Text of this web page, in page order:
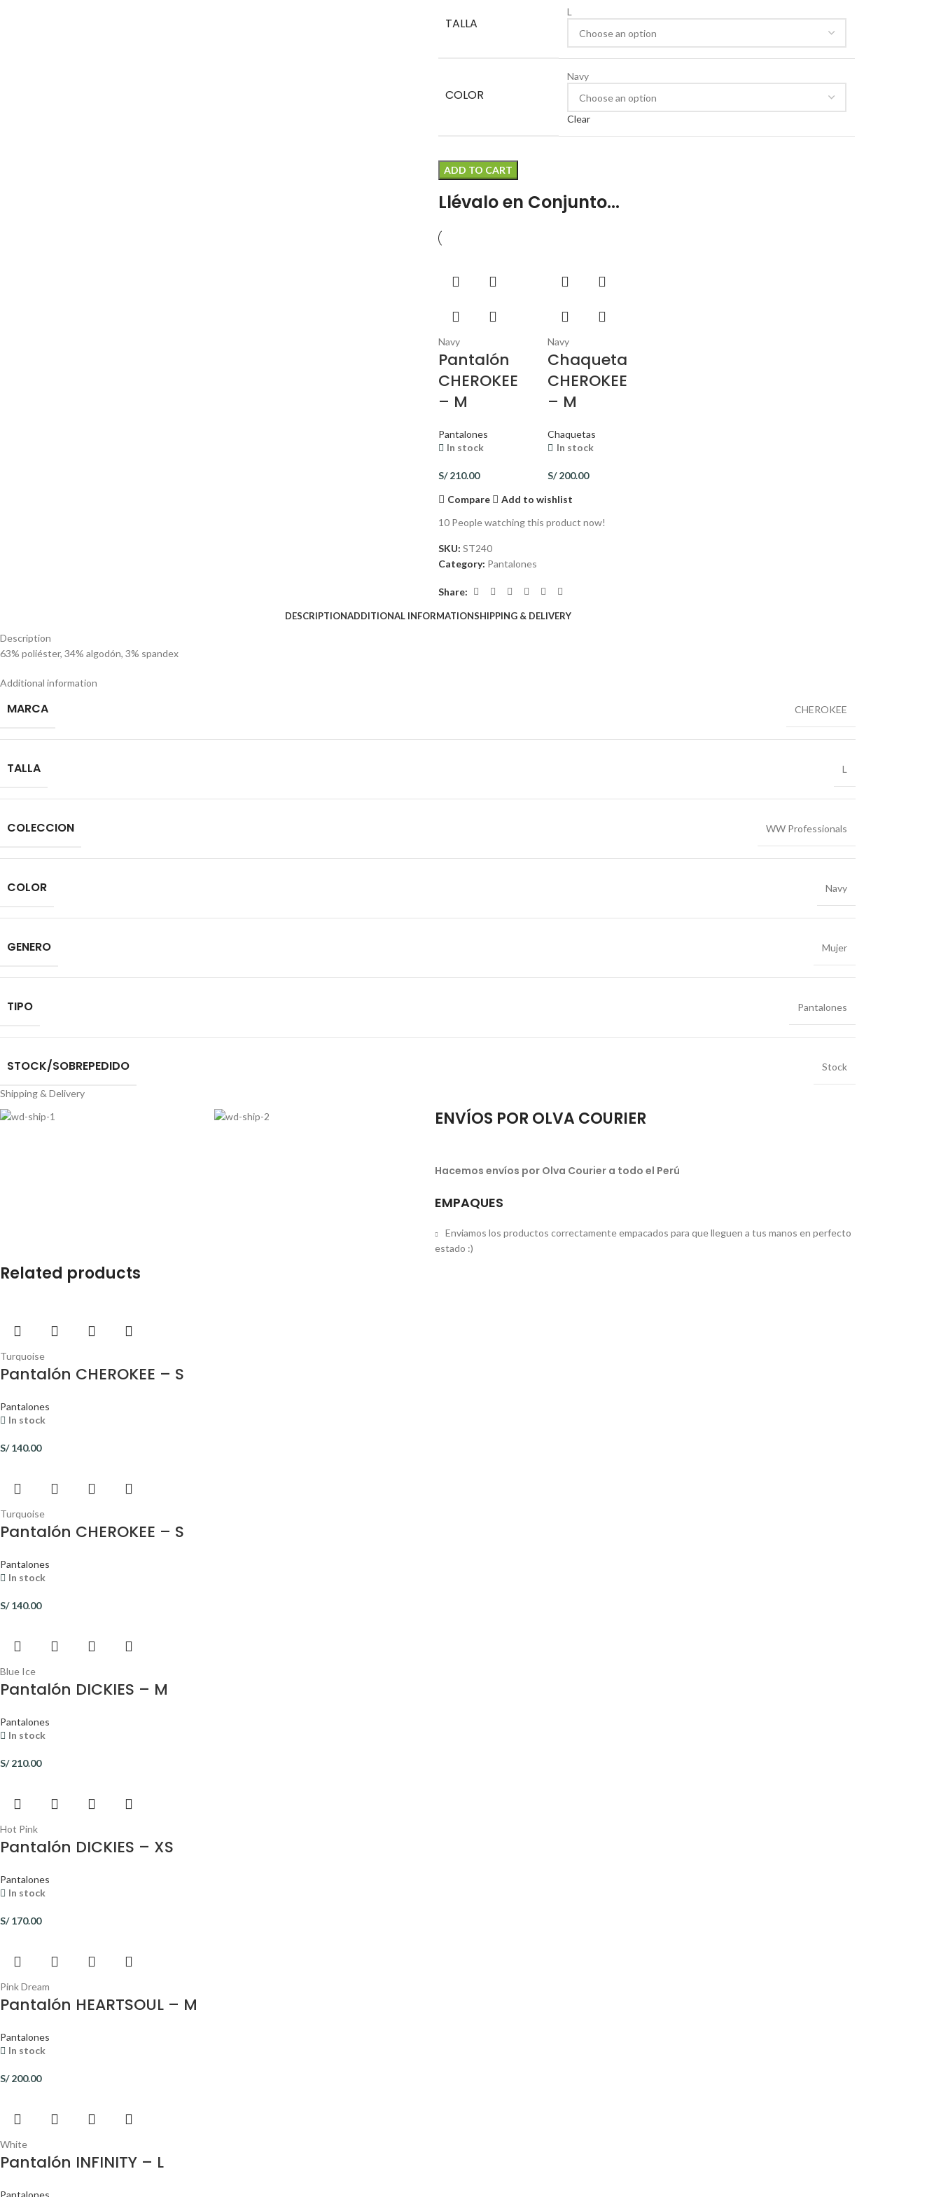
TALLA
L
COLOR
Navy
Clear
ADD TO CART
Llévalo en Conjunto...
Navy
Pantalón
CHEROKEE
– M
Pantalones
In stock
S/210.00
Navy
Chaqueta
CHEROKEE
– M
Chaquetas
In stock
S/200.00
Compare
Add to wishlist
10 People watching this product now!
SKU: ST240
Category: Pantalones
Share:
DESCRIPTIONADDITIONAL INFORMATIONSHIPPING & DELIVERY
Description
63% poliéster, 34% algodón, 3% spandex
Additional information
MARCA CHEROKEE
TALLA L
COLECCION WW Professionals
COLOR Navy
GENERO Mujer
TIPO Pantalones
STOCK/SOBREPEDIDO Stock
Shipping & Delivery
ENVÍOS POR OLVA COURIER
Hacemos envíos por Olva Courier a todo el Perú
EMPAQUES
Enviamos los productos correctamente empacados para que lleguen a tus manos en perfecto
estado :)
Related products
Turquoise
Pantalón CHEROKEE – S
Pantalones
In stock
S/140.00
Turquoise
Pantalón CHEROKEE – S
Pantalones
In stock
S/140.00
Blue Ice
Pantalón DICKIES – M
Pantalones
In stock
S/210.00
Hot Pink
Pantalón DICKIES – XS
Pantalones
In stock
S/170.00
Pink Dream
Pantalón HEARTSOUL – M
Pantalones
In stock
S/200.00
White
Pantalón INFINITY – L
Pantalones